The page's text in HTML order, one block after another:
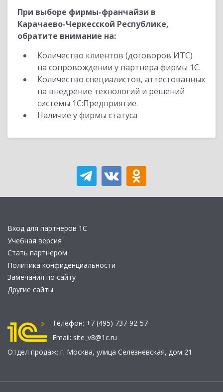
При выборе фирмы-франчайзи в
Карачаево-Черкесской Республике,
обратите внимание на:
Количество клиентов (договоров ИТС)
на сопровождении у партнера фирмы 1С.
Количество специалистов, аттестованных
на внедрение технологий и решений
системы 1С:Предприятие.
Наличие у фирмы статуса
Вход для партнеров 1С
Учебная версия
Стать партнером
Политика конфиденциальности
Замечания по сайту
Другие сайты
Телефон: +7 (495) 737-92-57
Email: site_v8@1c.ru
Отдел продаж: г. Москва, улица Селезнёвская, дом 21